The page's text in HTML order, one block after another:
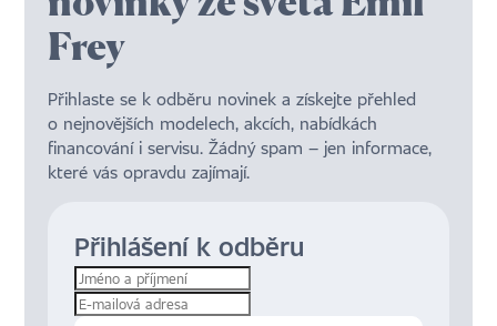
Frey
Přihlaste se k odběru novinek a získejte přehled
o nejnovějších modelech, akcích, nabídkách
financování i servisu. Žádný spam – jen informace,
které vás opravdu zajímají.
Přihlášení k odběru